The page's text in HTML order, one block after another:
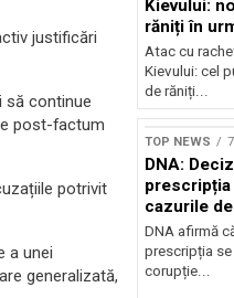
justificări
să continue
post-factum
potrivit
a unei
generalizată,
Kievului:
răniți în
Atac cu
Kievului: cel
de răniți...
TOP NEWS
DNA:
prescripția
cazurile
DNA afirmă
prescripția
corupție...